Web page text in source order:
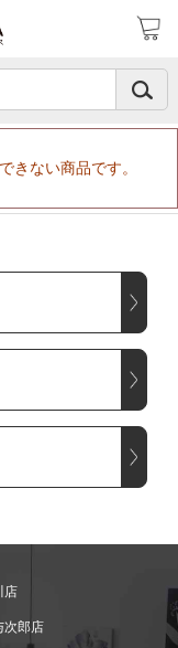
きない商品です。
店
次郎店